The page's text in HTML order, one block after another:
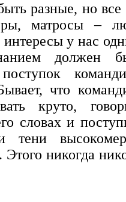
разные, но
матросы –
интересы у нас
должен
что
круто,
словах и
Этого никогда